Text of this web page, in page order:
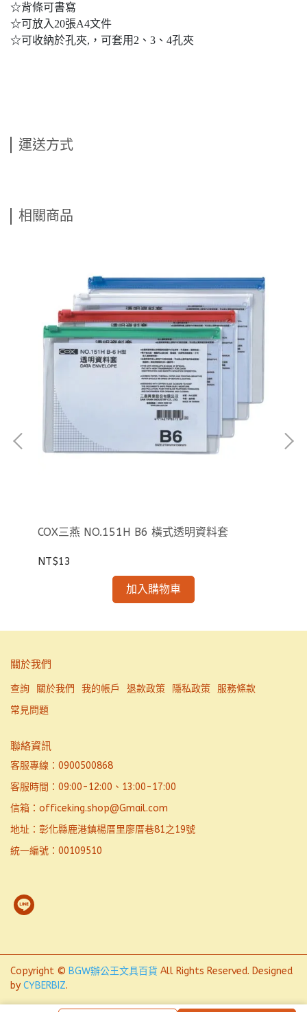
☆背條可書寫
☆可放入20張A4文件
☆可收納於孔夾,，可套用2、3、4孔夾
運送方式
相關商品
COX三燕 NO.151H B6 橫式透明資料套
NT$13
加入購物車
關於我們
查詢 關於我們 我的帳戶 退款政策 隱私政策
服務條款
常見問題
聯絡資訊
客服專線：0900500868
客服時間：09:00-12:00、13:00-17:00
信箱：officeking.shop@Gmail.com
地址：彰化縣鹿港鎮楊厝里廖厝巷81之19號
統一編號：00109510
Copyright © BGW辦公王文具百貨 All Rights Reserved. Designed
by CYBERBIZ.